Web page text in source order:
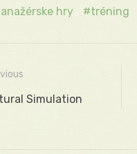
hry tréning
Simulation